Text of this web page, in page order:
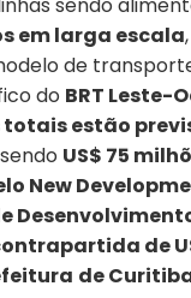
em larga escala
de
do BRT Leste-
estão
US$ 75
o New
de
de